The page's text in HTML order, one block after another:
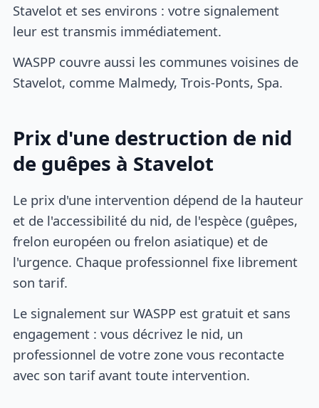
Stavelot et ses environs : votre signalement
leur est transmis immédiatement.
WASPP couvre aussi les communes voisines de
Stavelot, comme Malmedy, Trois-Ponts, Spa.
Prix d'une destruction de nid
de guêpes à Stavelot
Le prix d'une intervention dépend de la hauteur
et de l'accessibilité du nid, de l'espèce (guêpes,
frelon européen ou frelon asiatique) et de
l'urgence. Chaque professionnel fixe librement
son tarif.
Le signalement sur WASPP est gratuit et sans
engagement : vous décrivez le nid, un
professionnel de votre zone vous recontacte
avec son tarif avant toute intervention.